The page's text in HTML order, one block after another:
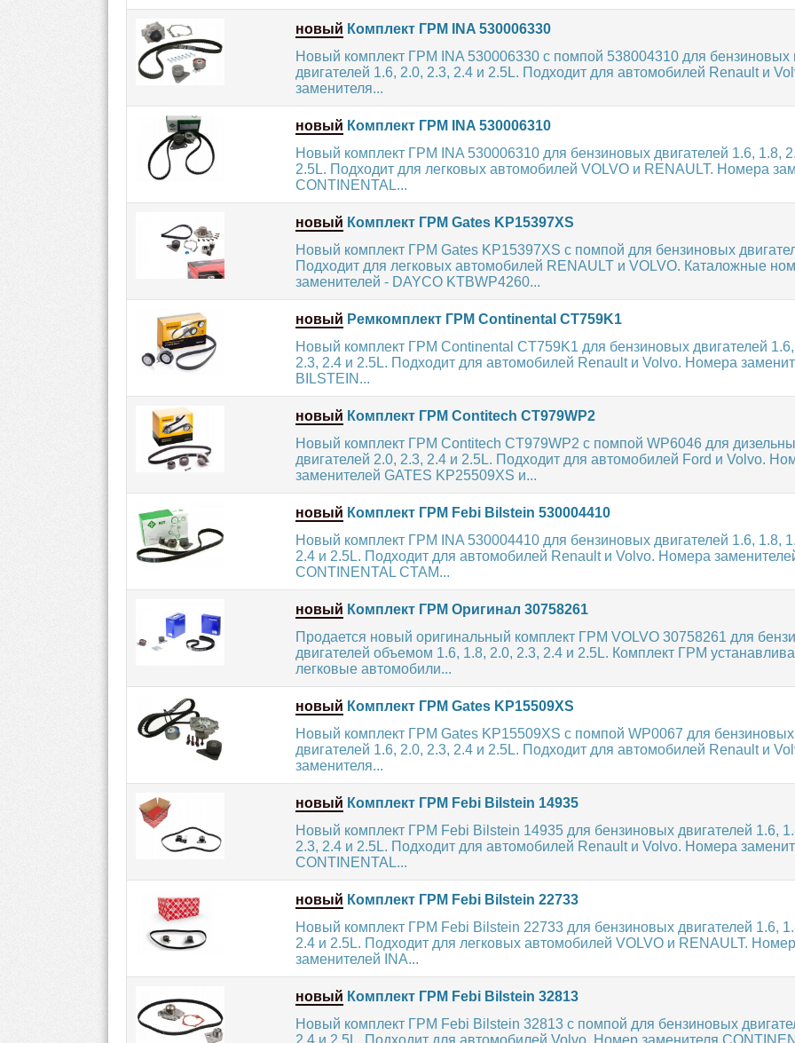
новый Комплект ГРМ INA 530006330
Новый комплект ГРМ INA 530006330 с помпой 538004310 для бензиновых
двигателей 1.6, 2.0, 2.3, 2.4 и 2.5L. Подходит для автомобилей Renault и
заменителя...
новый Комплект ГРМ INA 530006310
Новый комплект ГРМ INA 530006310 для бензиновых двигателей 1.6, 1.8,
2.5L. Подходит для легковых автомобилей VOLVO и RENAULT. Номера
CONTINENTAL...
новый Комплект ГРМ Gates KP15397XS
Новый комплект ГРМ Gates KP15397XS с помпой для бензиновых
Подходит для легковых автомобилей RENAULT и VOLVO. Каталожные
заменителей - DAYCO KTBWP4260...
новый Ремкомплект ГРМ Continental CT759K1
Новый комплект ГРМ Continental CT759K1 для бензиновых двигателей
2.3, 2.4 и 2.5L. Подходит для автомобилей Renault и Volvo. Номера
BILSTEIN...
новый Комплект ГРМ Contitech CT979WP2
Новый комплект ГРМ Contitech CT979WP2 с помпой WP6046 для
двигателей 2.0, 2.3, 2.4 и 2.5L. Подходит для автомобилей Ford и Volvo.
заменителей GATES KP25509XS и...
новый Комплект ГРМ Febi Bilstein 530004410
Новый комплект ГРМ INA 530004410 для бензиновых двигателей 1.6, 1.8,
2.4 и 2.5L. Подходит для автомобилей Renault и Volvo. Номера
CONTINENTAL CTAM...
новый Комплект ГРМ Оригинал 30758261
Продается новый оригинальный комплект ГРМ VOLVO 30758261 для
двигателей объемом 1.6, 1.8, 2.0, 2.3, 2.4 и 2.5L. Комплект ГРМ
легковые автомобили...
новый Комплект ГРМ Gates KP15509XS
Новый комплект ГРМ Gates KP15509XS с помпой WP0067 для
двигателей 1.6, 2.0, 2.3, 2.4 и 2.5L. Подходит для автомобилей Renault и
заменителя...
новый Комплект ГРМ Febi Bilstein 14935
Новый комплект ГРМ Febi Bilstein 14935 для бензиновых двигателей 1.6,
2.3, 2.4 и 2.5L. Подходит для автомобилей Renault и Volvo. Номера
CONTINENTAL...
новый Комплект ГРМ Febi Bilstein 22733
Новый комплект ГРМ Febi Bilstein 22733 для бензиновых двигателей 1.6,
2.4 и 2.5L. Подходит для легковых автомобилей VOLVO и RENAULT.
заменителей INA...
новый Комплект ГРМ Febi Bilstein 32813
Новый комплект ГРМ Febi Bilstein 32813 с помпой для бензиновых
2.4 и 2.5L. Подходит для автомобилей Volvo. Номер заменителя